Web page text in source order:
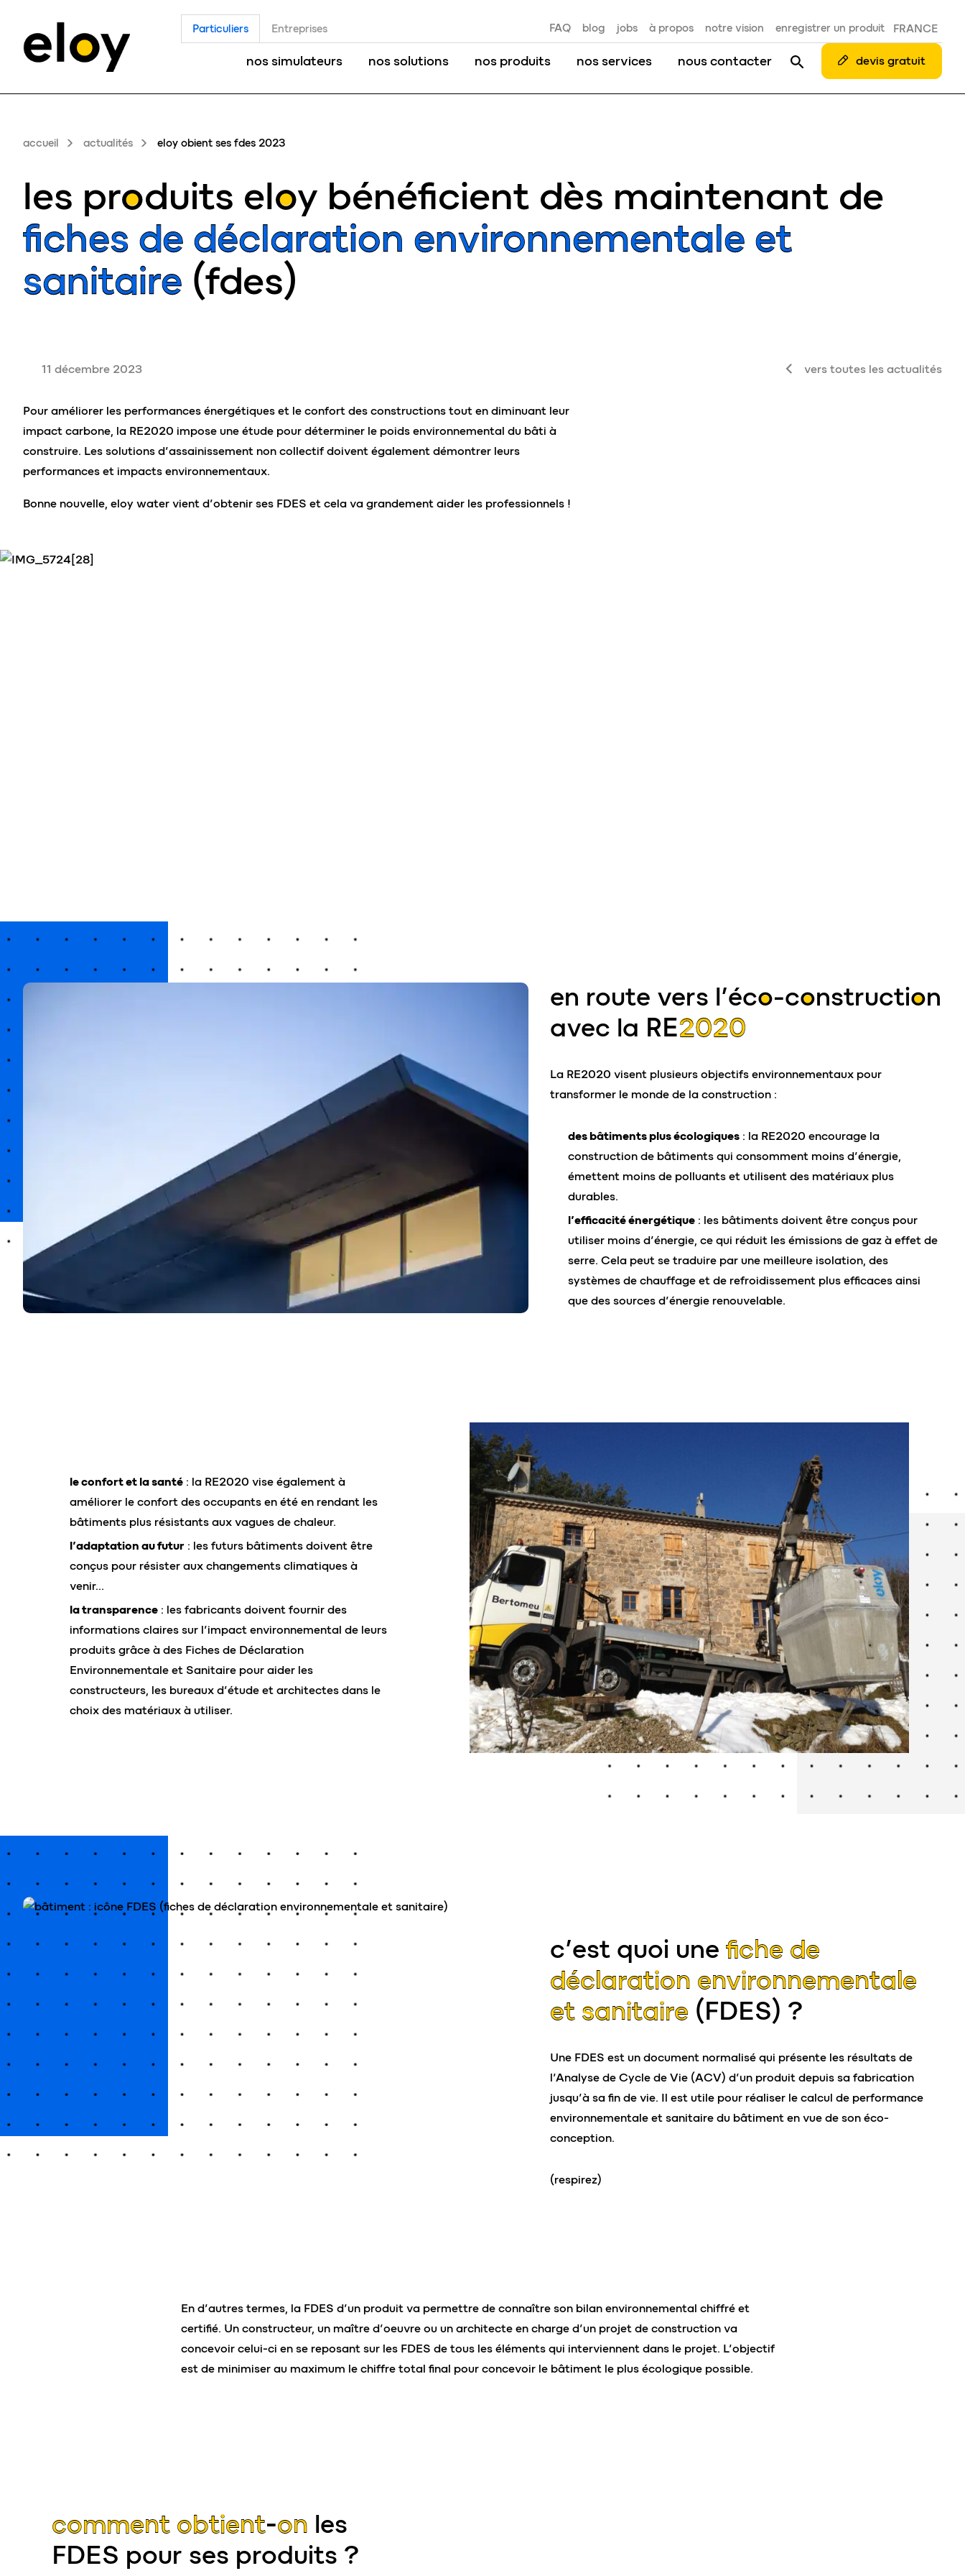
Particuliers Entreprises FAQ blog jobs à propos notre vision enregistrer un produit FRANCE
nos simulateurs nos solutions nos produits nos services nous contacter devis gratuit
accueil actualités eloy obient ses fdes 2023
les produits eloy bénéficient dès maintenant de
fiches de déclaration environnementale et
sanitaire (fdes)
11 décembre 2023 vers toutes les actualités
Pour améliorer les performances énergétiques et le confort des constructions tout en diminuant leur
impact carbone, la RE2020 impose une étude pour déterminer le poids environnemental du bâti à
construire. Les solutions d’assainissement non collectif doivent également démontrer leurs
performances et impacts environnementaux.
Bonne nouvelle, eloy water vient d’obtenir ses FDES et cela va grandement aider les professionnels !
en route vers l’éco-construction
avec la RE2020
La RE2020 visent plusieurs objectifs environnementaux pour
transformer le monde de la construction :
des bâtiments plus écologiques : la RE2020 encourage la
construction de bâtiments qui consomment moins d’énergie,
émettent moins de polluants et utilisent des matériaux plus
durables.
l’efficacité énergétique : les bâtiments doivent être conçus pour
utiliser moins d’énergie, ce qui réduit les émissions de gaz à effet de
serre. Cela peut se traduire par une meilleure isolation, des
systèmes de chauffage et de refroidissement plus efficaces ainsi
que des sources d’énergie renouvelable.
le confort et la santé : la RE2020 vise également à
améliorer le confort des occupants en été en rendant les
bâtiments plus résistants aux vagues de chaleur.
l’adaptation au futur : les futurs bâtiments doivent être
conçus pour résister aux changements climatiques à
venir…
la transparence : les fabricants doivent fournir des
informations claires sur l’impact environnemental de leurs
produits grâce à des Fiches de Déclaration
Environnementale et Sanitaire pour aider les
constructeurs, les bureaux d’étude et architectes dans le
choix des matériaux à utiliser.
c’est quoi une fiche de
déclaration environnementale
et sanitaire (FDES) ?
Une FDES est un document normalisé qui présente les résultats de
l’Analyse de Cycle de Vie (ACV) d’un produit depuis sa fabrication
jusqu’à sa fin de vie. Il est utile pour réaliser le calcul de performance
environnementale et sanitaire du bâtiment en vue de son éco-
conception.
(respirez)
En d’autres termes, la FDES d’un produit va permettre de connaître son bilan environnemental chiffré et
certifié. Un constructeur, un maître d’oeuvre ou un architecte en charge d’un projet de construction va
concevoir celui-ci en se reposant sur les FDES de tous les éléments qui interviennent dans le projet. L’objectif
est de minimiser au maximum le chiffre total final pour concevoir le bâtiment le plus écologique possible.
comment obtient-on les
FDES pour ses produits ?